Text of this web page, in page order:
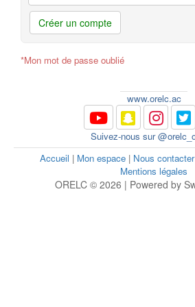
Créer un compte
*Mon mot de passe oublié
www.orelc.ac
Suivez-nous sur
Accueil | Mon espace | Nous contacter
Mentions légales
ORELC © 2026 | Powered by